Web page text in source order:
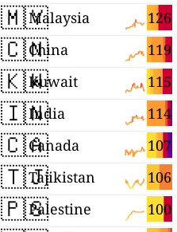
🇲🇾 126
Malaysia
🇨🇳 119
China
🇰🇼 115
Kuwait
🇮🇳 114
India
🇨🇦 107
Canada
🇹🇯 106
Tajikistan
🇵🇸 100
Palestine